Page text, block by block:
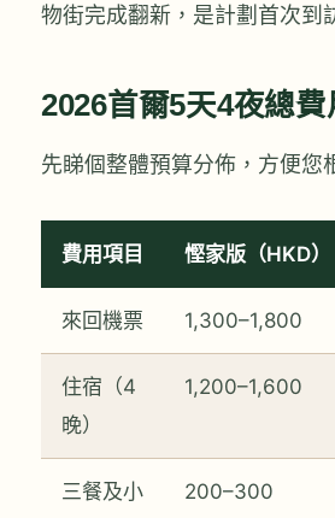
物街完成翻新，是計劃首次到
2026首爾5天4夜總
先睇個整體預算分佈，方便您
費用項目 慳家版（HKD）
來回機票 1,300–1,800
住宿（4
晚）
1,200–1,600
三餐及小
200–300